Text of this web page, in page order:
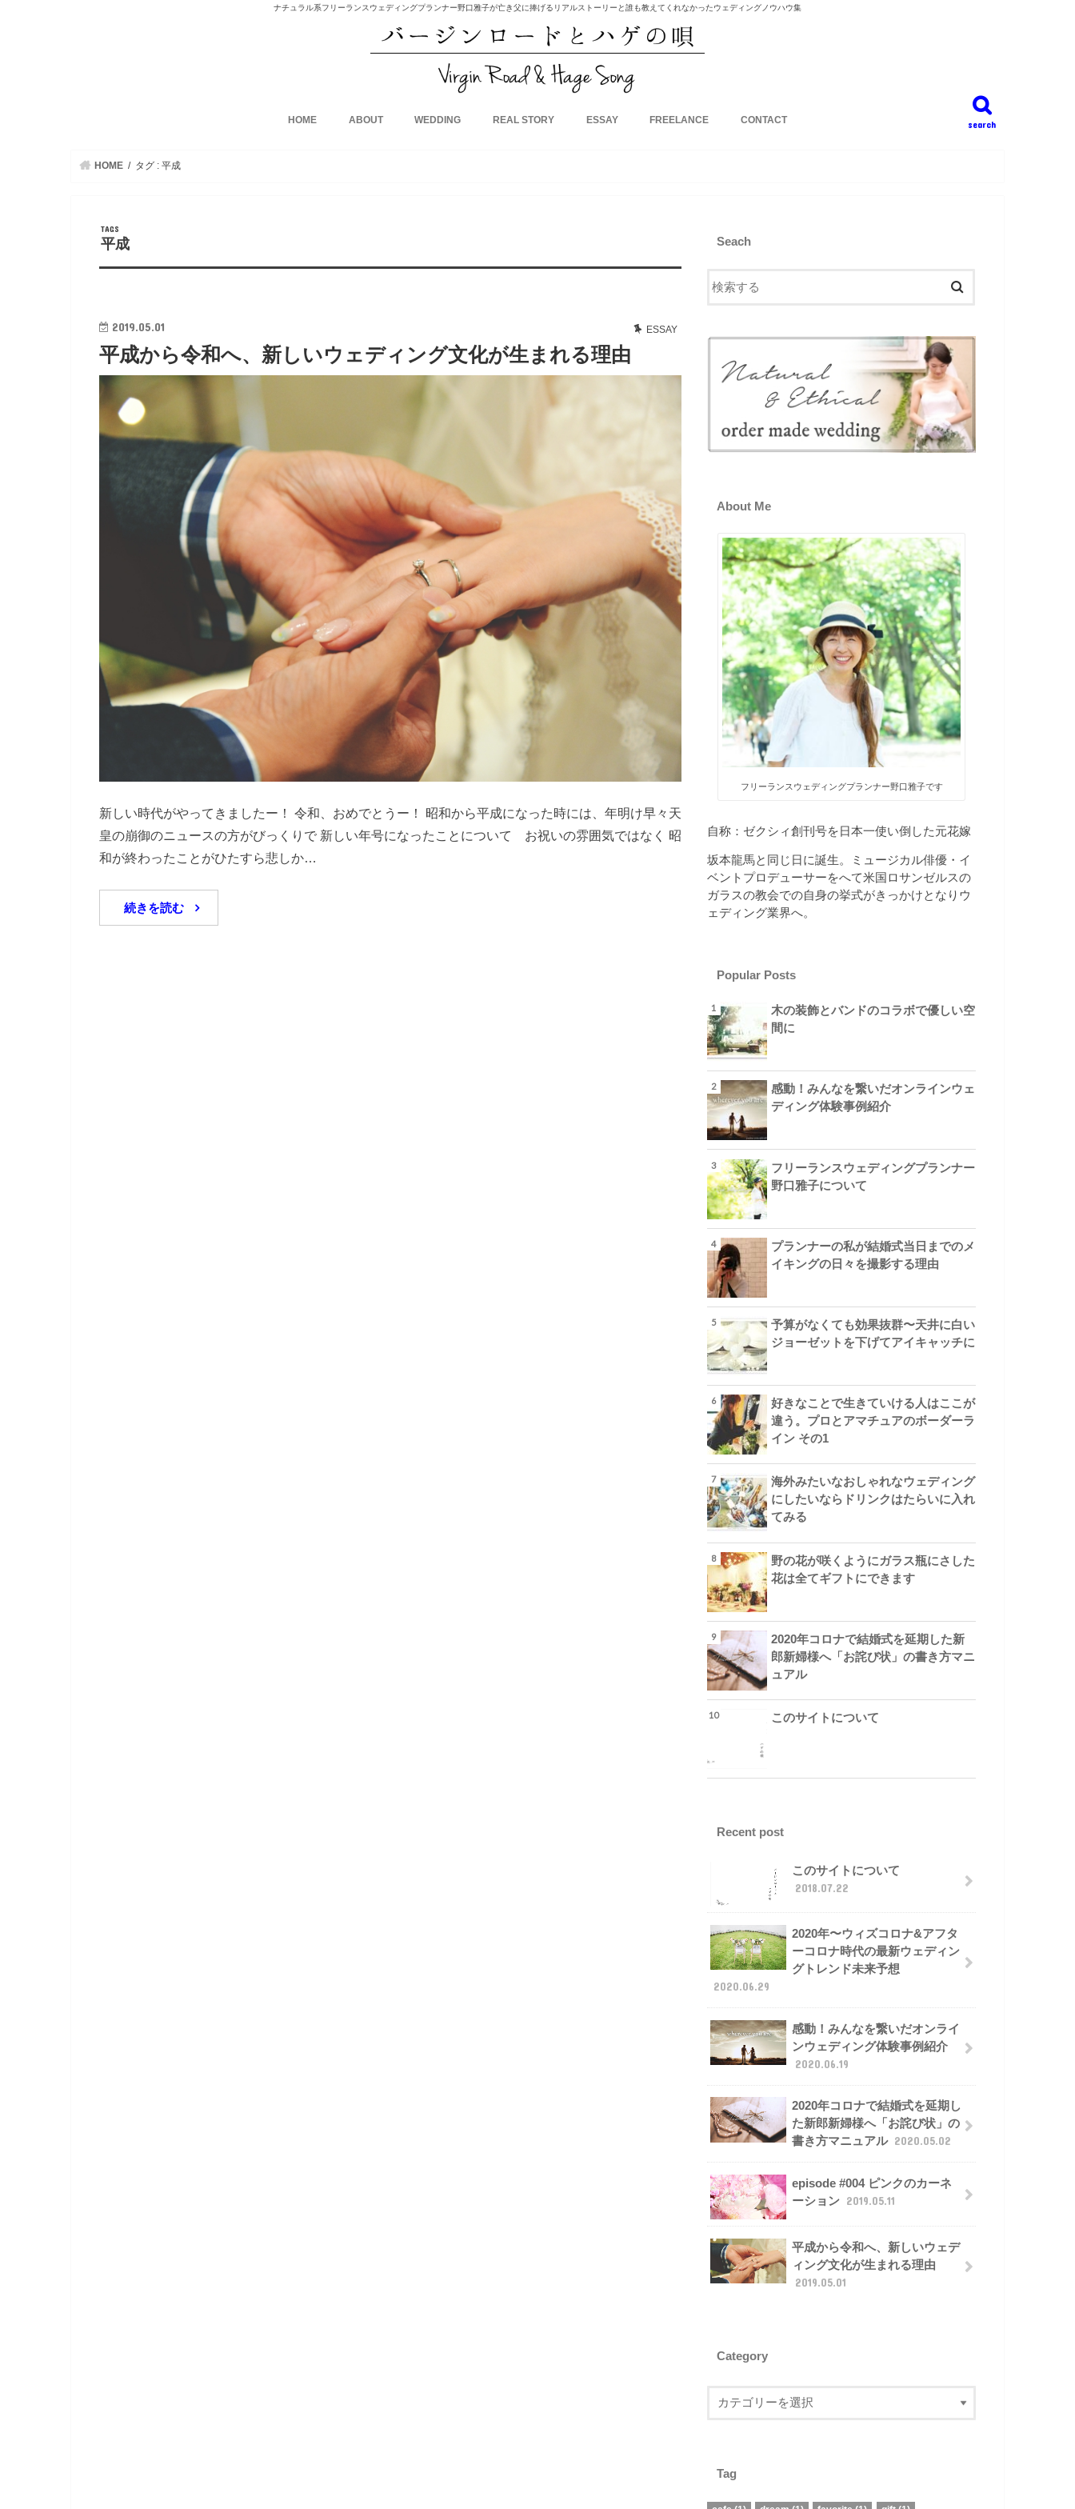
ナチュラル系フリーランスウェディングプランナー野口雅子が亡き父に捧げるリアルストーリーと誰も教えてくれなかったウェディングノウハウ集
search
HOME ABOUT WEDDING REAL STORY ESSAY FREELANCE CONTACT
HOME タグ : 平成
平成
2019.05.01 ESSAY
平成から令和へ、新しいウェディング文化が生まれる理由
新しい時代がやってきましたー！ 令和、おめでとうー！ 昭和から平成になった時には、年明け早々天
皇の崩御のニュースの方がびっくりで 新しい年号になったことについて お祝いの雰囲気ではなく 昭
和が終わったことがひたすら悲しか…
続きを読む
Seach
About Me
フリーランスウェディングプランナー野口雅子です
自称：ゼクシィ創刊号を日本一使い倒した元花嫁
坂本龍馬と同じ日に誕生。ミュージカル俳優・イ
ベントプロデューサーをへて米国ロサンゼルスの
ガラスの教会での自身の挙式がきっかけとなりウ
ェディング業界へ。
Popular Posts
木の装飾とバンドのコラボで優しい空
間に
感動！みんなを繋いだオンラインウェ
ディング体験事例紹介
フリーランスウェディングプランナー
野口雅子について
プランナーの私が結婚式当日までのメ
イキングの日々を撮影する理由
予算がなくても効果抜群〜天井に白い
ジョーゼットを下げてアイキャッチに
好きなことで生きていける人はここが
違う。プロとアマチュアのボーダーラ
イン その1
海外みたいなおしゃれなウェディング
にしたいならドリンクはたらいに入れ
てみる
野の花が咲くようにガラス瓶にさした
花は全てギフトにできます
2020年コロナで結婚式を延期した新
郎新婦様へ「お詫び状」の書き方マニ
ュアル
このサイトについて
Recent post
このサイトについて
2018.07.22
2020年〜ウィズコロナ&アフタ
ーコロナ時代の最新ウェディン
グトレンド未来予想
2020.06.29
感動！みんなを繋いだオンライ
ンウェディング体験事例紹介
2020.06.19
2020年コロナで結婚式を延期し
た新郎新婦様へ「お詫び状」の
書き方マニュアル 2020.05.02
episode #004 ピンクのカーネ
ーション 2019.05.11
平成から令和へ、新しいウェデ
ィング文化が生まれる理由
2019.05.01
Category
Tag